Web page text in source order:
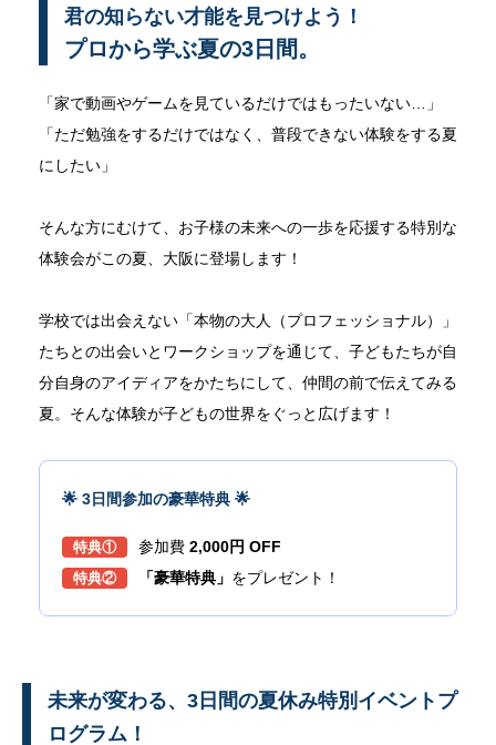
君の知らない才能を見つけよう！
プロから学ぶ夏の3日間。
「家で動画やゲームを見ているだけではもったいない…」
「ただ勉強をするだけではなく、普段できない体験をする夏
にしたい」
そんな方にむけて、お子様の未来への一歩を応援する特別な
体験会がこの夏、大阪に登場します！
学校では出会えない「本物の大人（プロフェッショナル）」
たちとの出会いとワークショップを通じて、子どもたちが自
分自身のアイディアをかたちにして、仲間の前で伝えてみる
夏。そんな体験が子どもの世界をぐっと広げます！
🌟 3日間参加の豪華特典 🌟
特典① 参加費 2,000円 OFF
特典② 「豪華特典」 をプレゼント！
未来が変わる、3日間の夏休み特別イベントプ
ログラム！